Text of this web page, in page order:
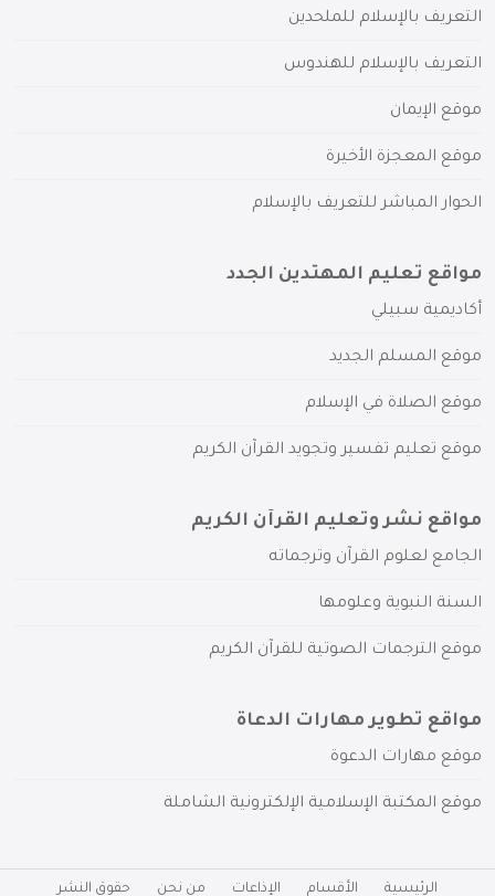
التعريف بالإسلام للملحدين
التعريف بالإسلام للهندوس
موقع الإيمان
موقع المعجزة الأخيرة
الحوار المباشر للتعريف بالإسلام
مواقع تعليم المهتدين الجدد
أكاديمية سبيلي
موقع المسلم الجديد
موقع الصلاة في الإسلام
موقع تعليم تفسير وتجويد القرآن الكريم
مواقع نشر وتعليم القرآن الكريم
الجامع لعلوم القرآن وترجماته
السنة النبوية وعلومها
موقع الترجمات الصوتية للقرآن الكريم
مواقع تطوير مهارات الدعاة
موقع مهارات الدعوة
موقع المكتبة الإسلامية الإلكترونية الشاملة
الرئيسية الأقسام الإذاعات من نحن حقوق النشر